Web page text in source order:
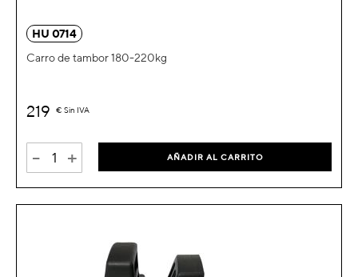
HU 0714
Carro de tambor 180-220kg
219 € Sin IVA
- + AÑADIR AL CARRITO